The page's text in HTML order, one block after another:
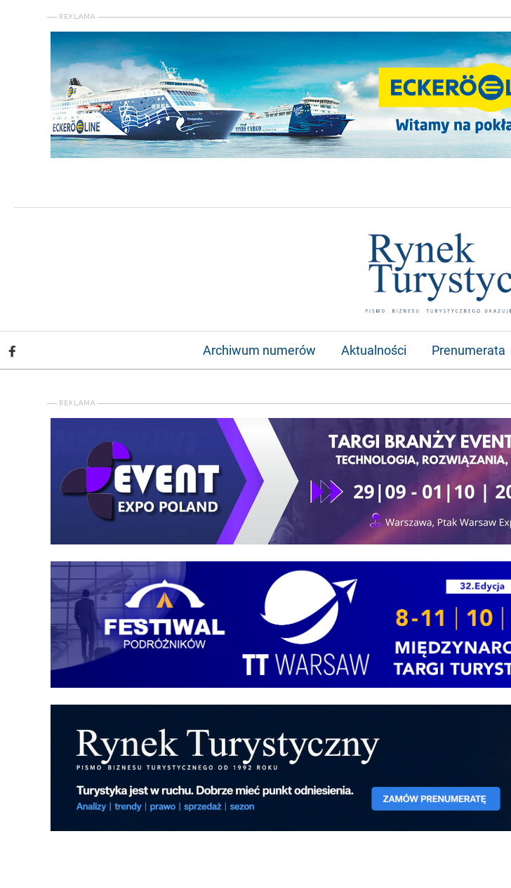
Archiwum numerów Aktualności Prenumerata